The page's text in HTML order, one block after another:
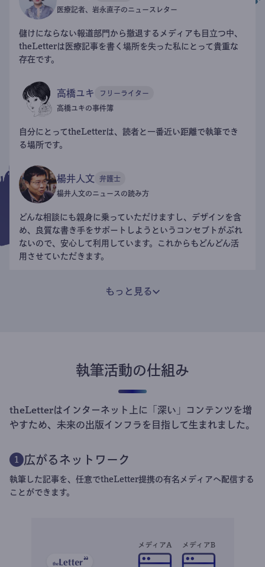
医療記者、岩永直子のニュースレター
儲けにならない報道部門から撤退するメディアも目立つ中、
theLetterは医療記事を書く場所を失った私にとって貴重な
存在です。
高橋ユキ フリーライター
高橋ユキの事件簿
自分にとってtheLetterは、読者と一番近い距離で執筆でき
る場所です。
楊井人文 弁護士
楊井人文のニュースの読み方
どんな相談にも親身に乗っていただけますし、デザインを含
め、良質な書き手をサポートしようというコンセプトがぶれ
ないので、安心して利用しています。これからもどんどん活
用させていただきます。
もっと見る
執筆活動の仕組み
theLetterはインターネット上に「深い」コンテンツを増
やすため、未来の出版インフラを目指して生まれました。
1 広がるネットワーク
執筆した記事を、任意でtheLetter提携の有名メディアへ配信する
ことができます。